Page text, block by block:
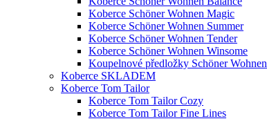
Koberce Schöner Wohnen Magic
Koberce Schöner Wohnen Summer
Koberce Schöner Wohnen Tender
Koberce Schöner Wohnen Winsome
Koupelnové předložky Schöner Wohnen
Koberce SKLADEM
Koberce Tom Tailor
Koberce Tom Tailor Cozy
Koberce Tom Tailor Fine Lines